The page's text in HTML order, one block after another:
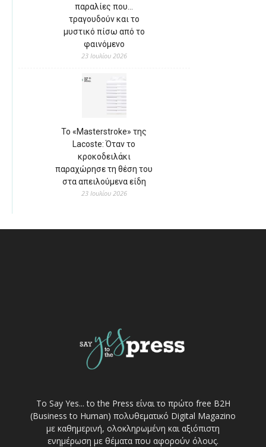
παραλίες που…
τραγουδούν και το
μυστικό πίσω από το
φαινόμενο
23 Ιουλίου 2026
Το «Masterstroke» της
Lacoste: Όταν το
κροκοδειλάκι
παραχώρησε τη θέση του
στα απειλούμενα είδη
23 Ιουλίου 2026
Το Say Yes... to the Press είναι το πρώτο free Β2Η
(Business to Human) πολυθεματικό Digital Magazino
με καθημερινή, ολοκληρωμένη και αξιόπιστη
ενημέρωση με θέματα που αφορούν όλους.